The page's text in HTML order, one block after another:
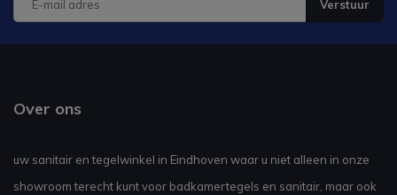
Verstuur
Over ons
uw sanitair en tegelwinkel in Eindhoven waar u niet alleen in onze
showroom terecht kunt voor badkamertegels en sanitair, maar ook